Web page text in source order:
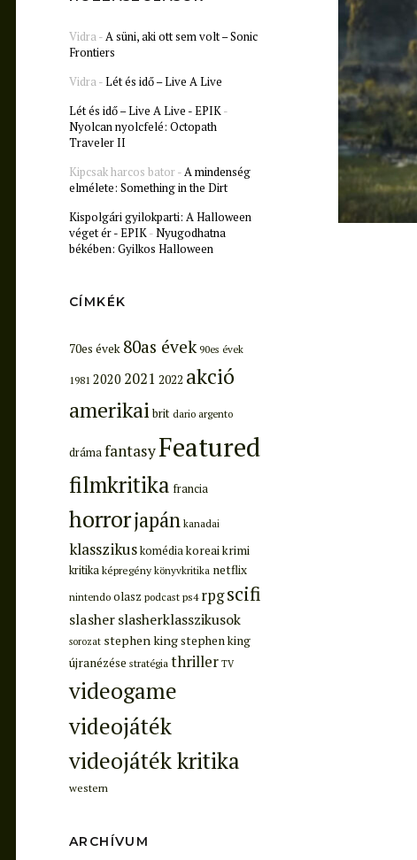
Vidra-A süni, aki ott sem volt – Sonic
Frontiers
Vidra-Lét és idő – Live A Live
Lét és idő – Live A Live - EPIK-
Nyolcan nyolcfelé: Octopath
Traveler II
Kipcsak harcos bator-A mindenség
elmélete: Something in the Dirt
Kispolgári gyilokparti: A Halloween
véget ér - EPIK-Nyugodhatna
békében: Gyilkos Halloween
CÍMKÉK
70es évek 80as évek 90es évek
1981 2020 2021 2022 akció
amerikaibrit dario argento
drámafantasyFeatured
filmkritika francia
horrorjapán kanadai
klasszikuskomédiakoreaikrimi
kritikaképregény könyvkritika netflix
nintendo olasz podcast ps4 rpgscifi
slasherslasherklasszikusok
sorozat stephen kingstephen king
újranézése stratégia thriller TV
videogame
videojáték
videojáték kritika
western
ARCHÍVUM